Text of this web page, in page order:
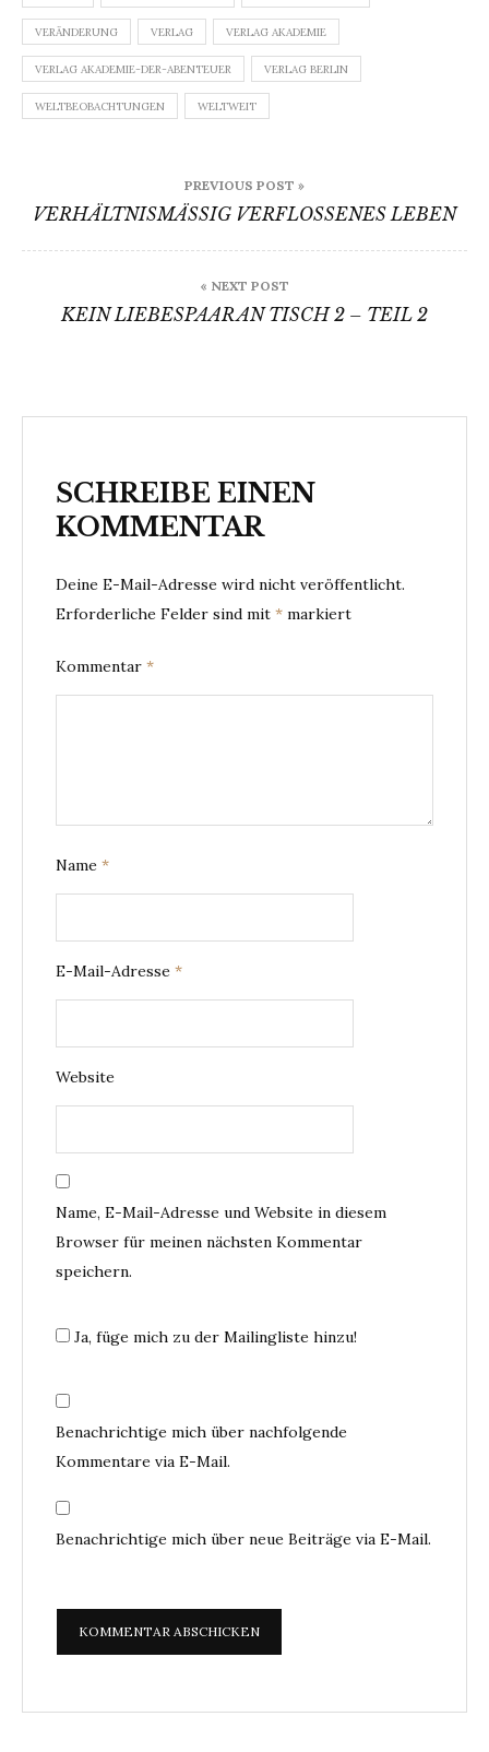
VERÄNDERUNG VERLAG VERLAG AKADEMIE
VERLAG AKADEMIE-DER-ABENTEUER VERLAG BERLIN
WELTBEOBACHTUNGEN WELTWEIT
PREVIOUS POST »
VERHÄLTNISMÄSSIG VERFLOSSENES LEBEN
« NEXT POST
KEIN LIEBESPAAR AN TISCH 2 – TEIL 2
SCHREIBE EINEN
KOMMENTAR
Deine E-Mail-Adresse wird nicht veröffentlicht.
Erforderliche Felder sind mit * markiert
Kommentar *
Name *
E-Mail-Adresse *
Website
Name, E-Mail-Adresse und Website in diesem
Browser für meinen nächsten Kommentar
speichern.
Ja, füge mich zu der Mailingliste hinzu!
Benachrichtige mich über nachfolgende
Kommentare via E-Mail.
Benachrichtige mich über neue Beiträge via E-Mail.